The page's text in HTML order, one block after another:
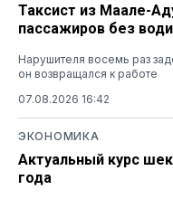
Таксист из Маале-
пассажиров без
Нарушителя восемь раз
он возвращался к работе
07.08.2026 16:42
ЭКОНОМИКА
Актуальный курс
года